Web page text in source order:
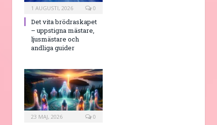
1 AUGUSTI, 2026 0
Det vita brödraskapet
– uppstigna mästare,
ljusmästare och
andliga guider
23 MAJ, 2026 0